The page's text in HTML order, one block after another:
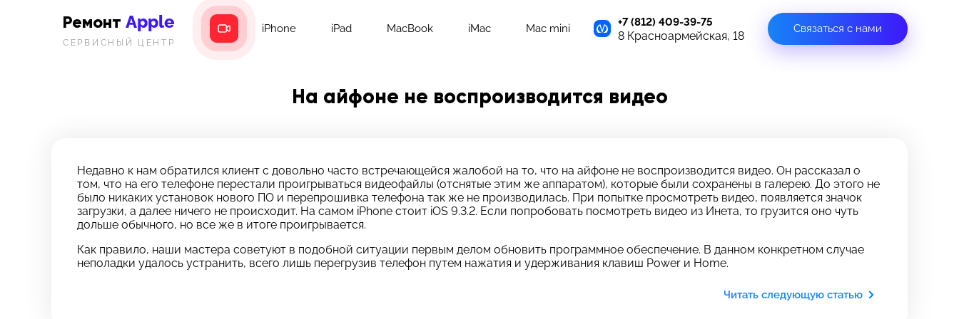
Ремонт Apple
СЕРВИСНЫЙ ЦЕНТР
iPhone iPad MacBook iMac Mac mini
+7 (812) 409-39-75
8 Красноармейская, 18
Связаться с нами
На айфоне не воспроизводится видео
Недавно к нам обратился клиент с довольно часто встречающейся жалобой на то, что на айфоне не воспроизводится видео. Он рассказал о
том, что на его телефоне перестали проигрываться видеофайлы (отснятые этим же аппаратом), которые были сохранены в галерею. До этого не
было никаких установок нового ПО и перепрошивка телефона так же не производилась. При попытке просмотреть видео, появляется значок
загрузки, а далее ничего не происходит. На самом iPhone стоит iOS 9.3.2. Если попробовать посмотреть видео из Инета, то грузится оно чуть
дольше обычного, но все же в итоге проигрывается.
Как правило, наши мастера советуют в подобной ситуации первым делом обновить программное обеспечение. В данном конкретном случае
неполадки удалось устранить, всего лишь перегрузив телефон путем нажатия и удерживания клавиш Power и Home.
Читать следующую статью
Задать вопрос
Оставьте свой отзыв